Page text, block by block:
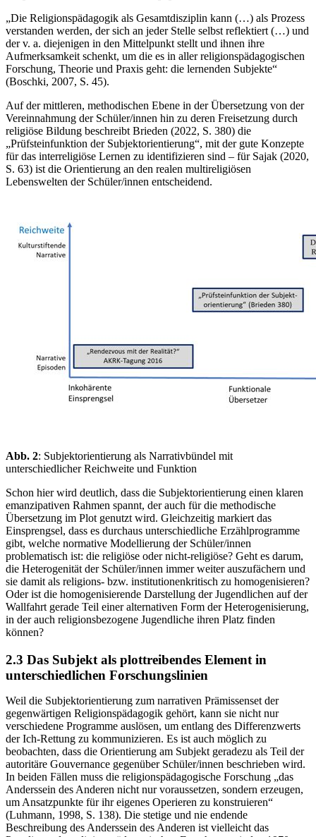
„Die Religionspädagogik als Gesamtdisziplin kann (…) als Prozess
verstanden werden, der sich an jeder Stelle selbst reflektiert (…) und
der v. a. diejenigen in den Mittelpunkt stellt und ihnen ihre
Aufmerksamkeit schenkt, um die es in aller religionspädagogischen
Forschung, Theorie und Praxis geht: die lernenden Subjekte“
(Boschki, 2007, S. 45).
Auf der mittleren, methodischen Ebene in der Übersetzung von der
Vereinnahmung der Schüler/innen hin zu deren Freisetzung durch
religiöse Bildung beschreibt Brieden (2022, S. 380) die
„Prüfsteinfunktion der Subjektorientierung“, mit der gute Konzepte
für das interreligiöse Lernen zu identifizieren sind – für Sajak (2020,
S. 63) ist die Orientierung an den realen multireligiösen
Lebenswelten der Schüler/innen entscheidend.
Abb. 2: Subjektorientierung als Narrativbündel mit
unterschiedlicher Reichweite und Funktion
Schon hier wird deutlich, dass die Subjektorientierung einen klaren
emanzipativen Rahmen spannt, der auch für die methodische
Übersetzung im Plot genutzt wird. Gleichzeitig markiert das
Einsprengsel, dass es durchaus unterschiedliche Erzählprogramme
gibt, welche normative Modellierung der Schüler/innen
problematisch ist: die religiöse oder nicht-religiöse? Geht es darum,
die Heterogenität der Schüler/innen immer weiter auszufächern und
sie damit als religions- bzw. institutionenkritisch zu homogenisieren?
Oder ist die homogenisierende Darstellung der Jugendlichen auf der
Wallfahrt gerade Teil einer alternativen Form der Heterogenisierung,
in der auch religionsbezogene Jugendliche ihren Platz finden
können?
2.3 Das Subjekt als plottreibendes Element in
unterschiedlichen Forschungslinien
Weil die Subjektorientierung zum narrativen Prämissenset der
gegenwärtigen Religionspädagogik gehört, kann sie nicht nur
verschiedene Programme auslösen, um entlang des Differenzwerts
der Ich-Rettung zu kommunizieren. Es ist auch möglich zu
beobachten, dass die Orientierung am Subjekt geradezu als Teil der
autoritäre Gouvernance gegenüber Schüler/innen beschrieben wird.
In beiden Fällen muss die religionspädagogische Forschung „das
Anderssein des Anderen nicht nur voraussetzen, sondern erzeugen,
um Ansatzpunkte für ihr eigenes Operieren zu konstruieren“
(Luhmann, 1998, S. 138). Die stetige und nie endende
Beschreibung des Anderssein des Anderen ist vielleicht das